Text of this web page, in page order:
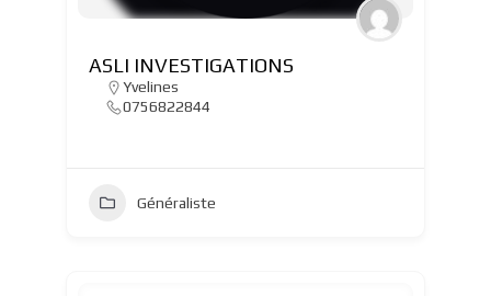
ASLI INVESTIGATIONS
Yvelines
0756822844
Généraliste